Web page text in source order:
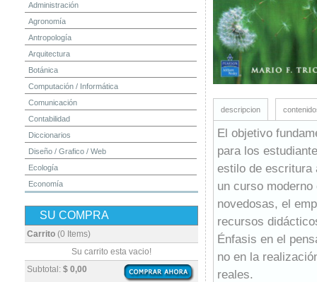
Administración
Agronomía
Antropología
Arquitectura
Botánica
Computación / Informática
Comunicación
Contabilidad
Diccionarios
Diseño / Grafico / Web
Ecología
Economía
Electrónica
Estadística
Física
SU COMPRA
Carrito (0 Items)
Subtotal: $ 0,00
Su carrito esta vacio!
descripcion
El objetivo
para los
estilo de escritura
un curso
novedosas, el
recursos
Énfasis en el
no en la
reales.